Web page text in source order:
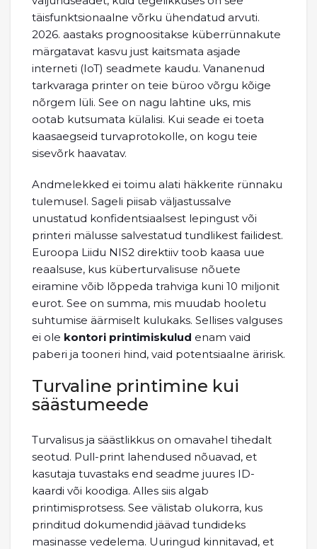
täisfunktsionaalne võrku ühendatud arvuti.
2026. aastaks prognoositakse küberrünnakute
märgatavat kasvu just kaitsmata asjade
interneti (IoT) seadmete kaudu. Vananenud
tarkvaraga printer on teie büroo võrgu kõige
nõrgem lüli. See on nagu lahtine uks, mis
ootab kutsumata külalisi. Kui seade ei toeta
kaasaegseid turvaprotokolle, on kogu teie
sisevõrk haavatav.
Andmelekked ei toimu alati häkkerite rünnaku
tulemusel. Sageli piisab väljastussalve
unustatud konfidentsiaalsest lepingust või
printeri mälusse salvestatud tundlikest failidest.
Euroopa Liidu NIS2 direktiiv toob kaasa uue
reaalsuse, kus küberturvalisuse nõuete
eiramine võib lõppeda trahviga kuni 10 miljonit
eurot. See on summa, mis muudab hooletu
suhtumise äärmiselt kulukaks. Sellises valguses
ei ole kontori printimiskulud enam vaid
paberi ja tooneri hind, vaid potentsiaalne äririsk.
Turvaline printimine kui
säästumeede
Turvalisus ja säästlikkus on omavahel tihedalt
seotud. Pull-print lahendused nõuavad, et
kasutaja tuvastaks end seadme juures ID-
kaardi või koodiga. Alles siis algab
printimisprotsess. See välistab olukorra, kus
prinditud dokumendid jäävad tundideks
masinasse vedelema. Uuringud kinnitavad, et